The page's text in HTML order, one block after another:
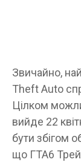
Звичайно,
Theft Auto
Цілком
вийде 22
бути збігом
що ГТА6